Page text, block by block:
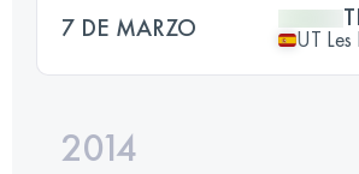
7 DE MARZO UT Les
2014